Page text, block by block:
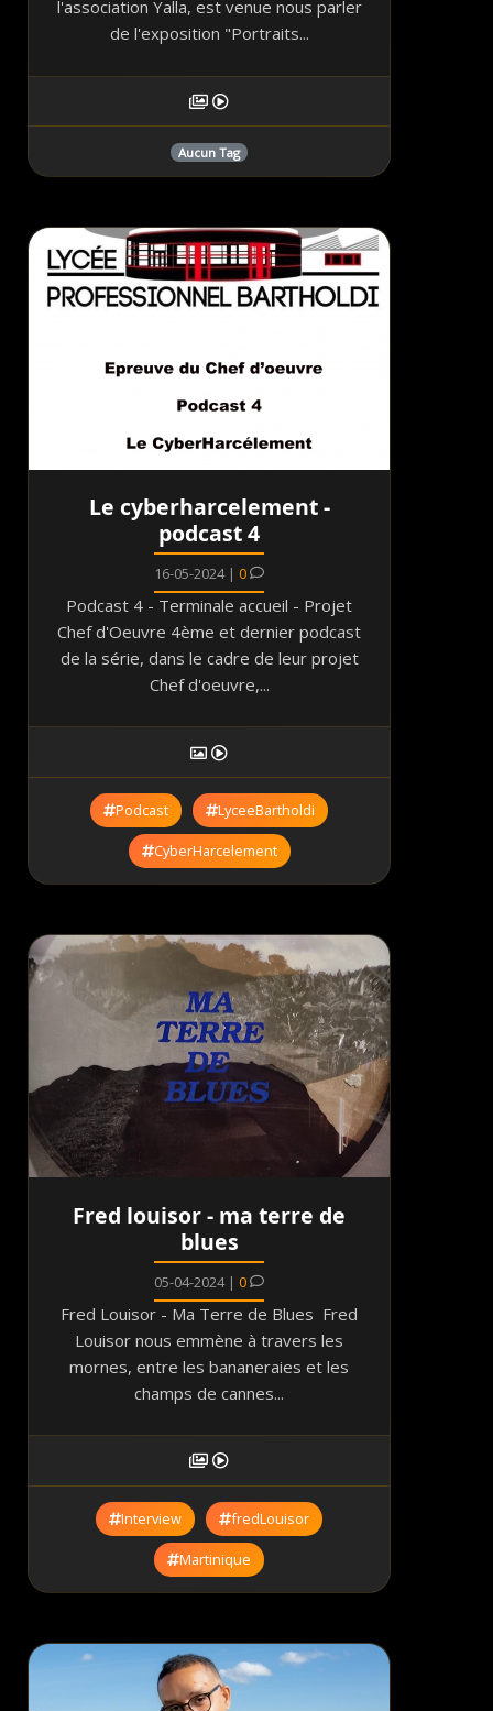
l'association Yalla, est venue nous parler
de l'exposition "Portraits...
Aucun Tag
Le cyberharcelement -
podcast 4
16-05-2024 | 0
Podcast 4 - Terminale accueil - Projet
Chef d'Oeuvre 4ème et dernier podcast
de la série, dans le cadre de leur projet
Chef d'oeuvre,...
Podcast LyceeBartholdi
CyberHarcelement
Fred louisor - ma terre de
blues
05-04-2024 | 0
Fred Louisor - Ma Terre de Blues Fred
Louisor nous emmène à travers les
mornes, entre les bananeraies et les
champs de cannes...
Interview fredLouisor
Martinique